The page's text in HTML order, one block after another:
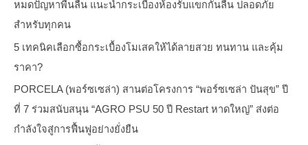
หมดปัญหาพื้นลื่น แนะนำกระเบื้องห้องรับแขกกันลื่น ปลอดภัย
สำหรับทุกคน
5 เทคนิคเลือกซื้อกระเบื้องโมเสคให้ได้ลายสวย ทนทาน และคุ้ม
ราคา?
PORCELA (พอร์ซเซล่า) สานต่อโครงการ “พอร์ซเซล่า ปันสุข” ปี
ที่ 7 ร่วมสนับสนุน “AGRO PSU 50 ปี Restart หาดใหญ่” ส่งต่อ
กำลังใจสู่การฟื้นฟูอย่างยั่งยืน